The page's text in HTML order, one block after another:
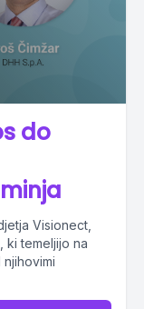
do
Visionect,
ki temeljijo na